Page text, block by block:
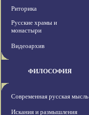
Риторика
Русские храмы и
монастыри
Видеоархив
ФИЛОСОФИЯ
Современная русская мысль
Искания и размышления